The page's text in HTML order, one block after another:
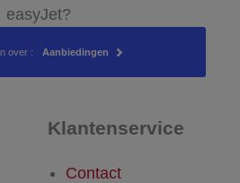
easyJet?
over : Aanbiedingen
Klantenservice
Contact